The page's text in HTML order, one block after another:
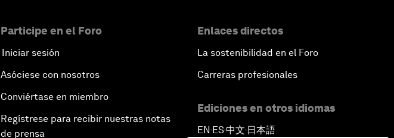
Participe en el Foro
Iniciar sesión
Asóciese con nosotros
Conviértase en miembro
Regístrese para recibir nuestras notas
de prensa
Enlaces directos
La sostenibilidad en el Foro
Carreras profesionales
Ediciones en otros idiomas
EN ▪ ES▪中文▪ 日本語